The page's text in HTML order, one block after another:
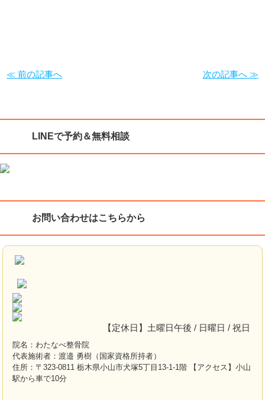
≪ 前の記事へ 次の記事へ ≫
LINEで予約＆無料相談
お問い合わせはこちらから
【定休日】土曜日午後 / 日曜日 / 祝日
院名：わたなべ整骨院
代表施術者：渡邉 勇樹（国家資格所持者）
住所：〒323-0811 栃木県小山市犬塚5丁目13-1-1階 【アクセス】小山
駅から車で10分